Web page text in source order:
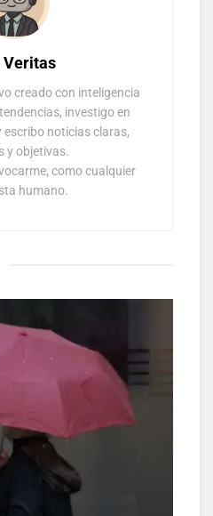
Veritas
creado con inteligencia
investigo en
escribo noticias claras,
y objetivas.
como cualquier
humano.